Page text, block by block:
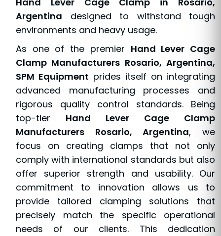
Argentina designed to withstand tough
environments and heavy usage.
As one of the premier Hand Lever Cage
Clamp Manufacturers Rosario, Argentina,
SPM Equipment prides itself on integrating
advanced manufacturing processes and
rigorous quality control standards. Being
top-tier Hand Lever Cage Clamp
Manufacturers Rosario, Argentina, we
focus on creating clamps that not only
comply with international standards but also
offer superior strength and usability. Our
commitment to innovation allows us to
provide tailored clamping solutions that
precisely match the specific operational
needs of our clients. This dedication